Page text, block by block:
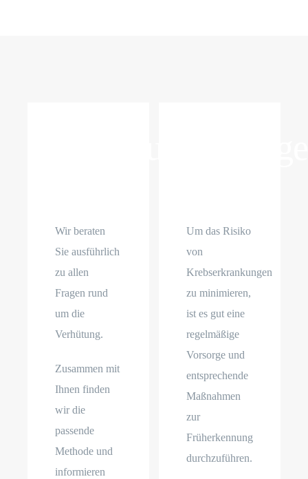
Wir beraten
Sie ausführlich
zu allen
Fragen rund
um die
Verhütung.
Zusammen mit
Ihnen finden
wir die
passende
Methode und
informieren
Um das Risiko
von
Krebserkrankungen
zu minimieren,
ist es gut eine
regelmäßige
Vorsorge und
entsprechende
Maßnahmen
zur
Früherkennung
durchzuführen.